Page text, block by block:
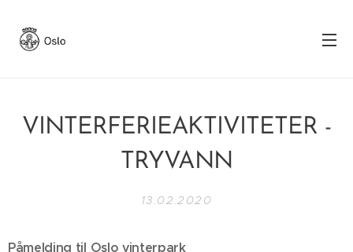
VINTERFERIEAKTIVITETER -
TRYVANN
13.02.2020
Påmelding til Oslo vinterpark